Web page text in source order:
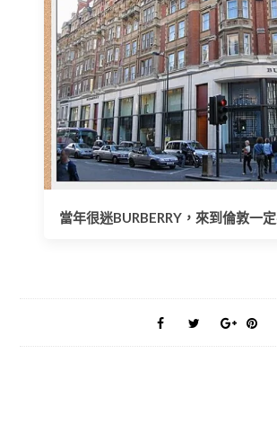
當年很迷BURBERRY，來到倫敦一